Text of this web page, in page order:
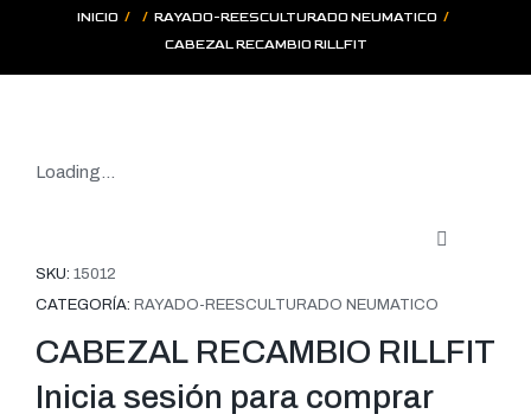
INICIO / / RAYADO-REESCULTURADO NEUMATICO /
CABEZAL RECAMBIO RILLFIT
Loading...
SKU: 15012
CATEGORÍA: RAYADO-REESCULTURADO NEUMATICO
CABEZAL RECAMBIO RILLFIT
Inicia sesión para comprar